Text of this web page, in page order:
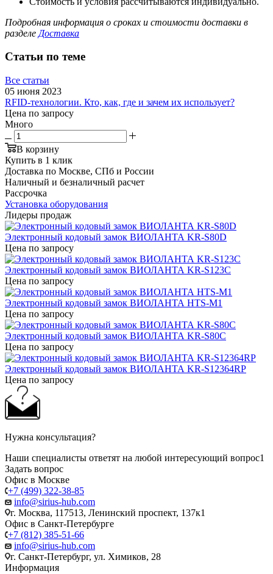
Подробная информация о сроках и стоимости доставки в
разделе Доставка
Статьи по теме
Все статьи
05 июня 2023
RFID-технологии. Кто, как, где и зачем их использует?
Цена по запросу
Много
В корзину
Купить в 1 клик
Доставка по Москве, СПб и России
Наличный и безналичный расчет
Рассрочка
Установка оборудования
Лидеры продаж
Электронный кодовый замок ВИОЛАНТА KR-S80D
Цена по запросу
Электронный кодовый замок ВИОЛАНТА KR-S123C
Цена по запросу
Электронный кодовый замок ВИОЛАНТА HTS-M1
Цена по запросу
Электронный кодовый замок ВИОЛАНТА KR-S80C
Цена по запросу
Электронный кодовый замок ВИОЛАНТА KR-S12364RP
Цена по запросу
Нужна консультация?
Наши специалисты ответят на любой интересующий вопрос1
Задать вопрос
Офис в Москве
+7 (499) 322-38-85
info@sirius-hub.com
г. Москва, 117513, Ленинский проспект, 137к1
Офис в Санкт-Петербурге
+7 (812) 385-51-66
info@sirius-hub.com
г. Санкт-Петербург, ул. Химиков, 28
Информация